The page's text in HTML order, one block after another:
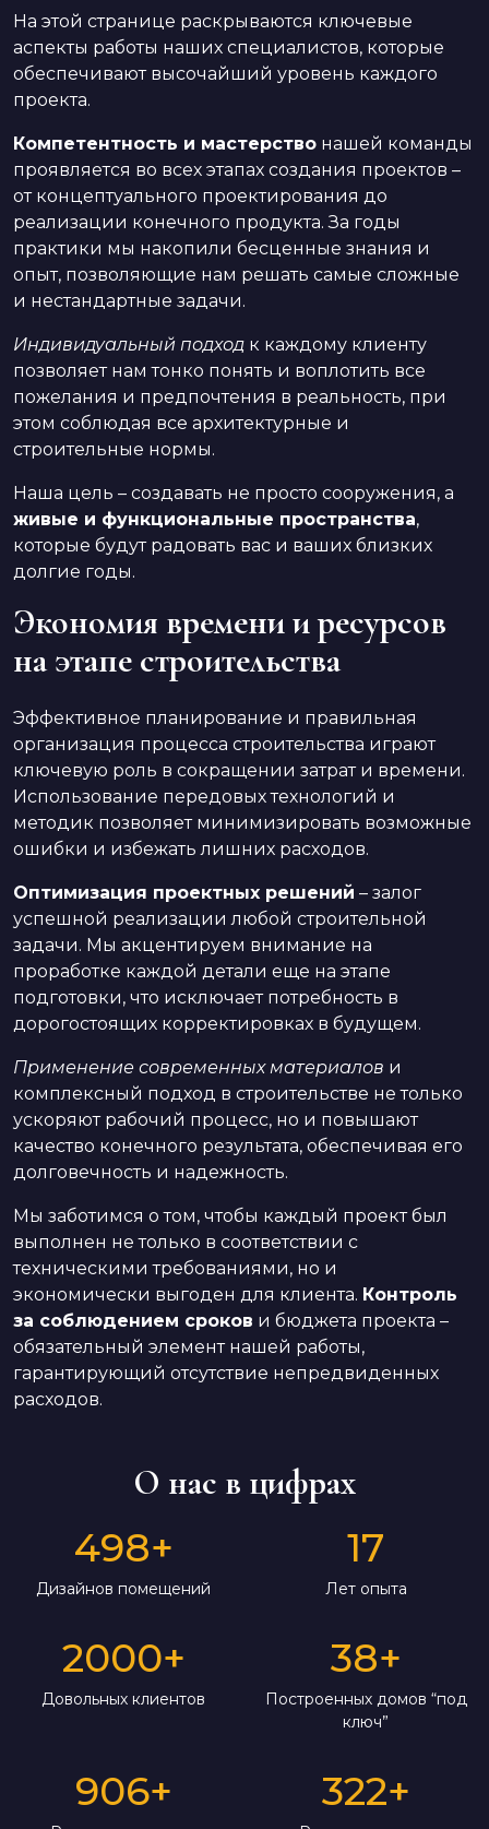
На этой странице раскрываются ключевые
аспекты работы наших специалистов, которые
обеспечивают высочайший уровень каждого
проекта.
Компетентность и мастерство нашей команды
проявляется во всех этапах создания проектов –
от концептуального проектирования до
реализации конечного продукта. За годы
практики мы накопили бесценные знания и
опыт, позволяющие нам решать самые сложные
и нестандартные задачи.
Индивидуальный подход к каждому клиенту
позволяет нам тонко понять и воплотить все
пожелания и предпочтения в реальность, при
этом соблюдая все архитектурные и
строительные нормы.
Наша цель – создавать не просто сооружения, а
живые и функциональные пространства,
которые будут радовать вас и ваших близких
долгие годы.
Экономия времени и ресурсов
на этапе строительства
Эффективное планирование и правильная
организация процесса строительства играют
ключевую роль в сокращении затрат и времени.
Использование передовых технологий и
методик позволяет минимизировать возможные
ошибки и избежать лишних расходов.
Оптимизация проектных решений – залог
успешной реализации любой строительной
задачи. Мы акцентируем внимание на
проработке каждой детали еще на этапе
подготовки, что исключает потребность в
дорогостоящих корректировках в будущем.
Применение современных материалов и
комплексный подход в строительстве не только
ускоряют рабочий процесс, но и повышают
качество конечного результата, обеспечивая его
долговечность и надежность.
Мы заботимся о том, чтобы каждый проект был
выполнен не только в соответствии с
техническими требованиями, но и
экономически выгоден для клиента. Контроль
за соблюдением сроков и бюджета проекта –
обязательный элемент нашей работы,
гарантирующий отсутствие непредвиденных
расходов.
О нас в цифрах
498+
Дизайнов помещений
17
Лет опыта
2000+
Довольных клиентов
38+
Построенных домов “под
ключ”
906+ 322+